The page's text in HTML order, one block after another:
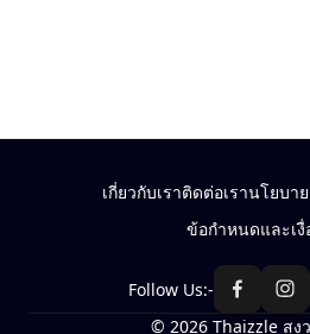
เกี่ยวกับเราติดต่อเรานโยบา
ข้อกำหนดและเ
Follow Us:-
© 2026 Thaizzle ส